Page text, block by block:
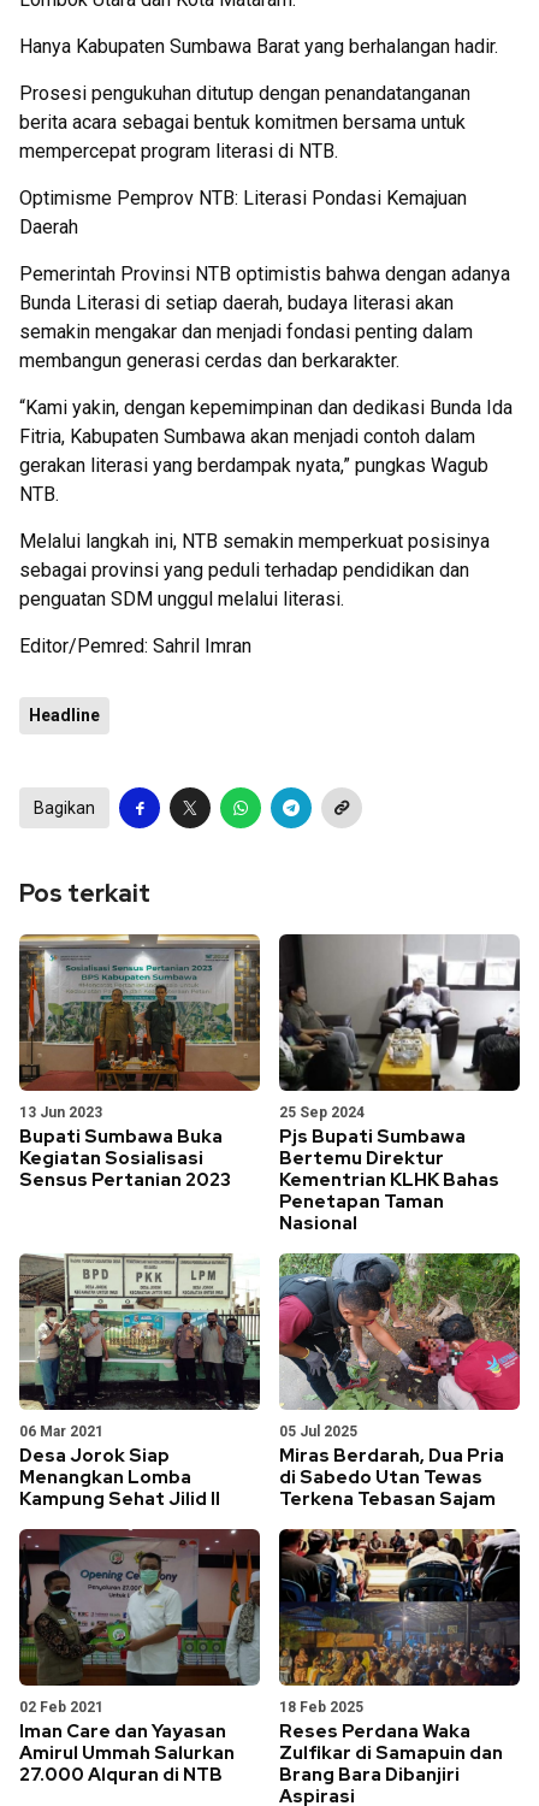
Hanya Kabupaten Sumbawa Barat yang berhalangan hadir.
Prosesi pengukuhan ditutup dengan penandatanganan
berita acara sebagai bentuk komitmen bersama untuk
mempercepat program literasi di NTB.
Optimisme Pemprov NTB: Literasi Pondasi Kemajuan
Daerah
Pemerintah Provinsi NTB optimistis bahwa dengan adanya
Bunda Literasi di setiap daerah, budaya literasi akan
semakin mengakar dan menjadi fondasi penting dalam
membangun generasi cerdas dan berkarakter.
“Kami yakin, dengan kepemimpinan dan dedikasi Bunda Ida
Fitria, Kabupaten Sumbawa akan menjadi contoh dalam
gerakan literasi yang berdampak nyata,” pungkas Wagub
NTB.
Melalui langkah ini, NTB semakin memperkuat posisinya
sebagai provinsi yang peduli terhadap pendidikan dan
penguatan SDM unggul melalui literasi.
Editor/Pemred: Sahril Imran
Headline
Bagikan
Pos terkait
13 Jun 2023
Bupati Sumbawa Buka
Kegiatan Sosialisasi
Sensus Pertanian 2023
25 Sep 2024
Pjs Bupati Sumbawa
Bertemu Direktur
Kementrian KLHK Bahas
Penetapan Taman
Nasional
06 Mar 2021
Desa Jorok Siap
Menangkan Lomba
Kampung Sehat Jilid II
05 Jul 2025
Miras Berdarah, Dua Pria
di Sabedo Utan Tewas
Terkena Tebasan Sajam
02 Feb 2021
Iman Care dan Yayasan
Amirul Ummah Salurkan
27.000 Alquran di NTB
18 Feb 2025
Reses Perdana Waka
Zulfikar di Samapuin dan
Brang Bara Dibanjiri
Aspirasi